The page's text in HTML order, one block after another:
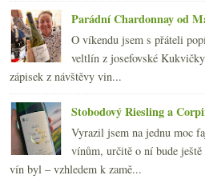
►2007(108)Parádní Chardonnay od
O víkendu jsem s přáteli
veltlín z josefovské
zápisek z návštěvy vin...
Stobodový Riesling a
Vyrazil jsem na jednu moc
vínům, určitě o ní bude ještě
vín byl – vzhledem k zamě...